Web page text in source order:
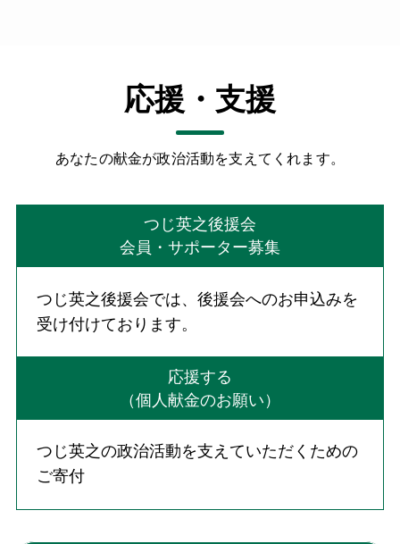
応援・支援
あなたの献金が政治活動を支えてくれます。
つじ英之後援会
会員・サポーター募集
つじ英之後援会では、後援会へのお申込みを
受け付けております。
応援する
（個人献金のお願い）
つじ英之の政治活動を支えていただくための
ご寄付